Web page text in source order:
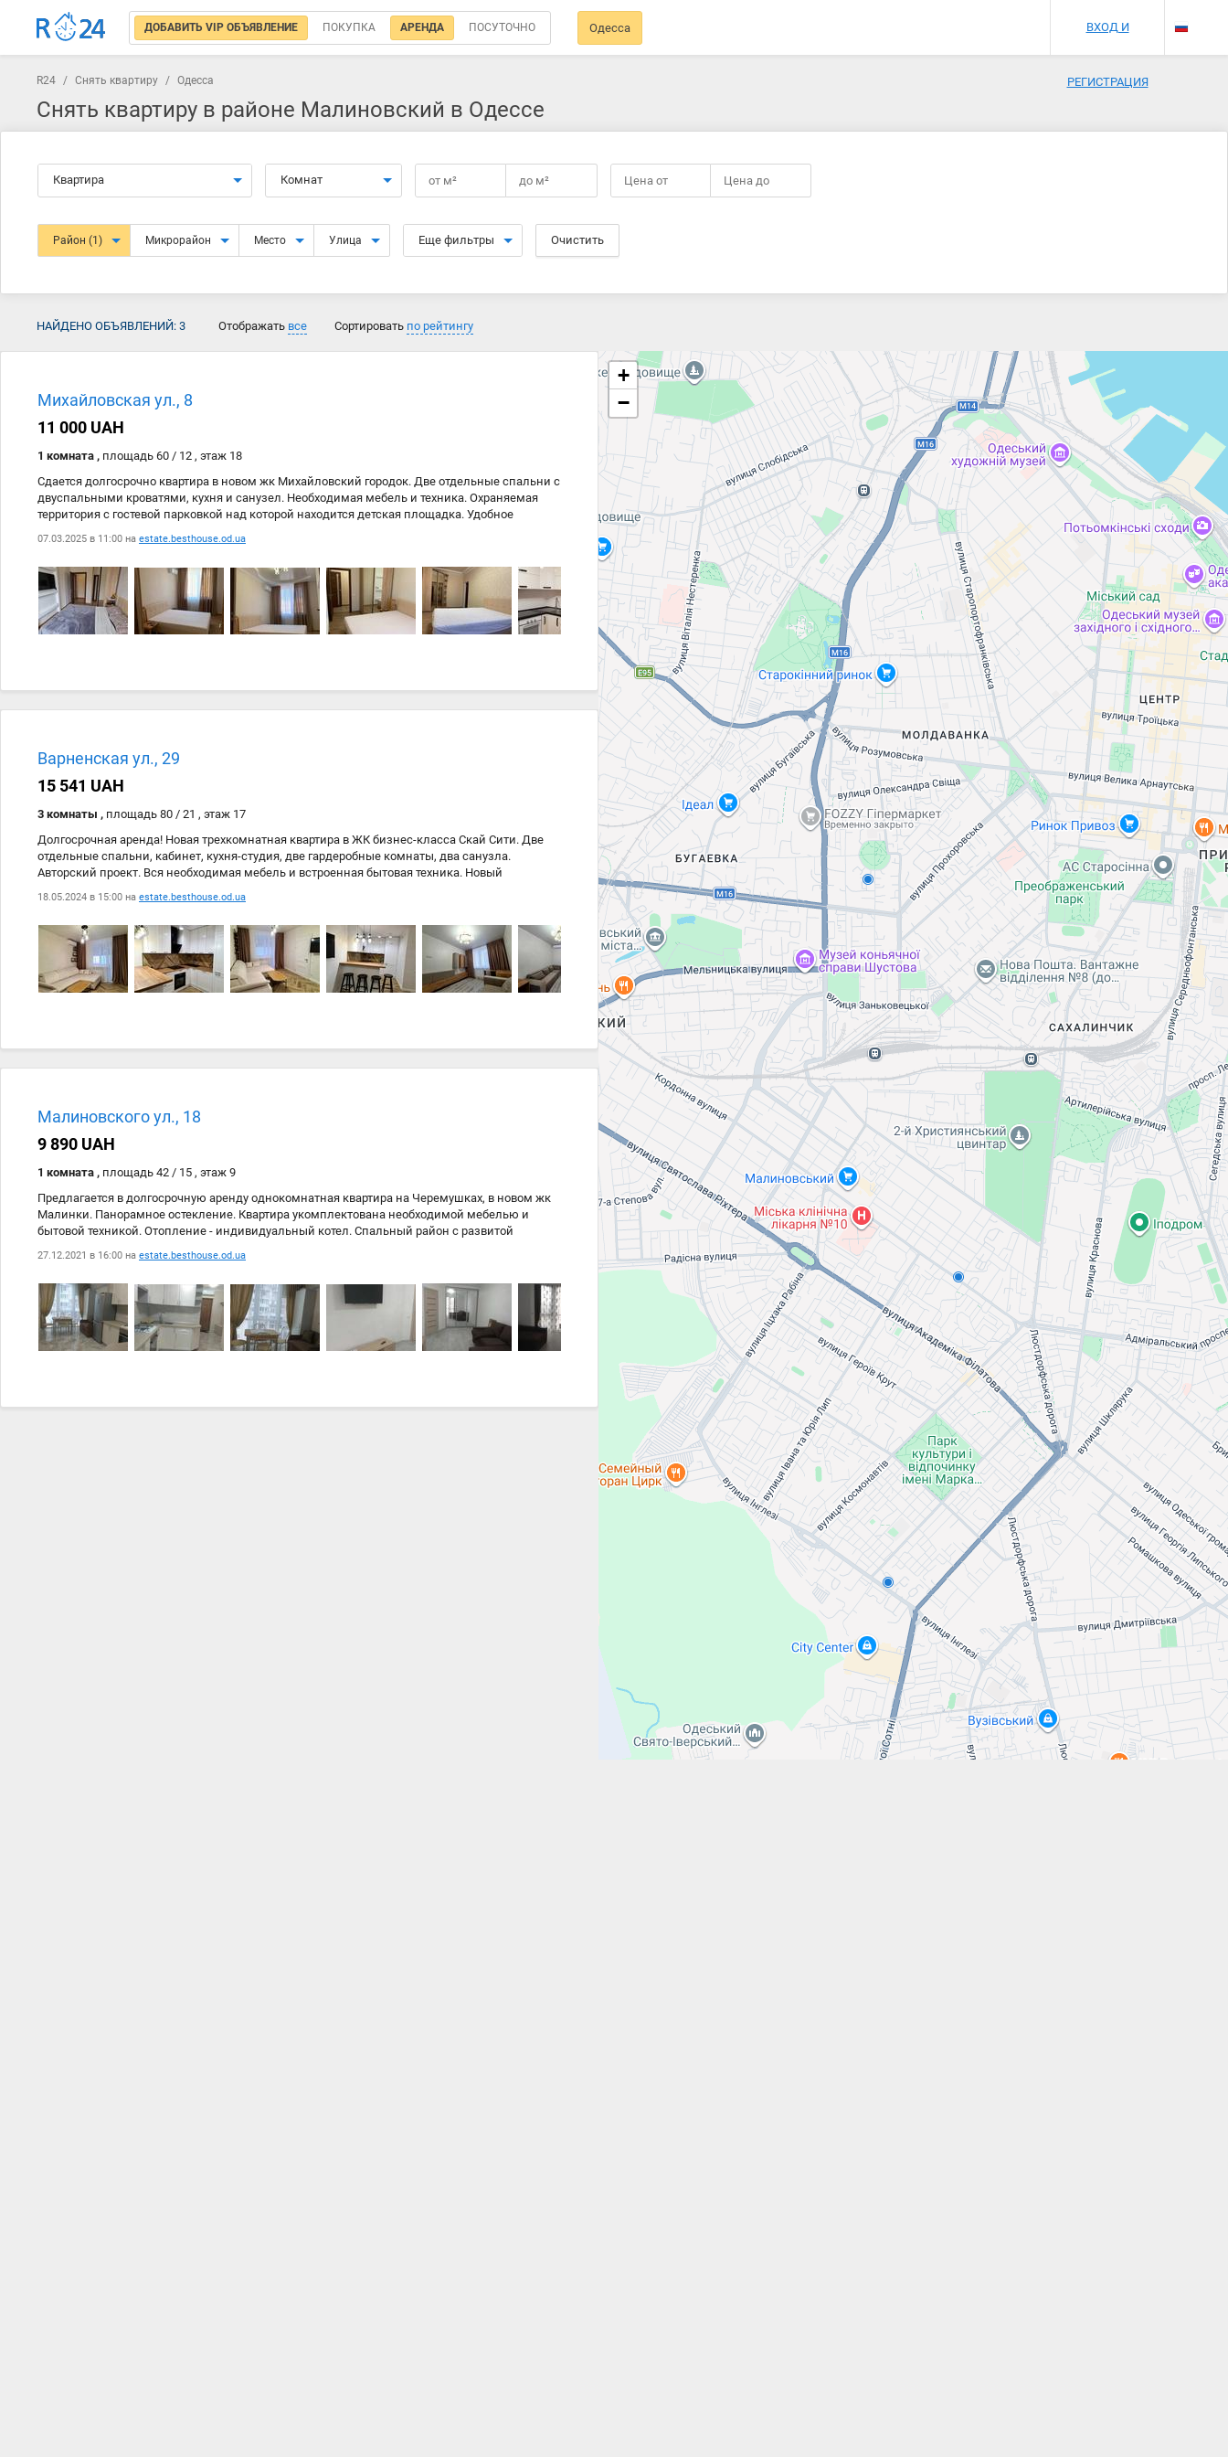
ДОБАВИТЬ VIP ОБЪЯВЛЕНИЕ ПОКУПКА АРЕНДА ПОСУТОЧНО Одесса ВХОД И
РЕГИСТРАЦИЯ
R24 / Снять квартиру / Одесса
Снять квартиру в районе Малиновский в Одессе
Квартира Комнат от м² до м² Цена от Цена до
Район (1) Микрорайон Место Улица Еще фильтры Очистить
НАЙДЕНО ОБЪЯВЛЕНИЙ: 3 Отображать все Сортировать по рейтингу
Михайловская ул., 8
11 000 UAH
1 комната , площадь 60 / 12 , этаж 18
Сдается долгосрочно квартира в новом жк Михайловский городок. Две отдельные спальни с
двуспальными кроватями, кухня и санузел. Необходимая мебель и техника. Охраняемая
территория с гостевой парковкой над которой находится детская площадка. Удобное
развязка. В непосредственной близости супермаркеты, рынки, сквер.
07.03.2025 в 11:00 на estate.besthouse.od.ua
Варненская ул., 29
15 541 UAH
3 комнаты , площадь 80 / 21 , этаж 17
Долгосрочная аренда! Новая трехкомнатная квартира в ЖК бизнес-класса Скай Сити. Две
отдельные спальни, кабинет, кухня-студия, две гардеробные комнаты, два санузла.
Авторский проект. Вся необходимая мебель и встроенная бытовая техника. Новый
магазины, парк Горького. Удобная транспортная развязка. Первая аренда.
18.05.2024 в 15:00 на estate.besthouse.od.ua
Малиновского ул., 18
9 890 UAH
1 комната , площадь 42 / 15 , этаж 9
Предлагается в долгосрочную аренду однокомнатная квартира на Черемушках, в новом жк
Малинки. Панорамное остекление. Квартира укомплектована необходимой мебелью и
бытовой техникой. Отопление - индивидуальный котел. Спальный район с развитой
27.12.2021 в 16:00 на estate.besthouse.od.ua
+
−